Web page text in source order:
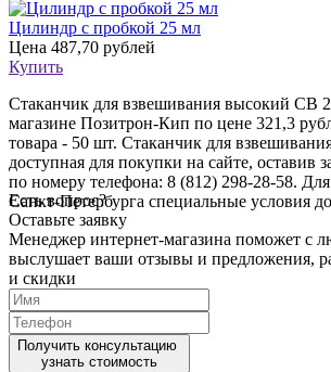
Цилиндр с пробкой 25 мл
Цена 487,70 рублей
Купить
Стаканчик для взвешивания высокий СВ
магазине Позитрон-Кип по цене 321,3
товара - 50 шт. Стаканчик для
доступная для покупки на сайте, оставив
по номеру телефона: 8 (812) 298-28-58.
Санкт-Петербурга специальные условия
Есть вопрос?
Оставьте заявку
Менеджер интернет-магазина поможет с
выслушает ваши отзывы и предложения,
и скидки
Получить консультацию
узнать стоимость